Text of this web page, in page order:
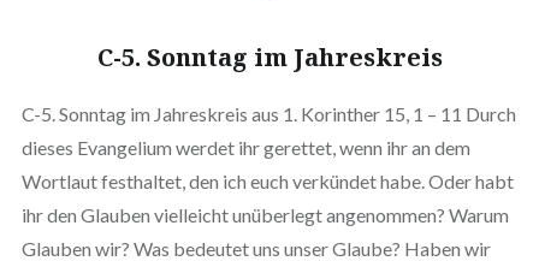
C-5. Sonntag im Jahreskreis
C-5. Sonntag im Jahreskreis aus 1. Korinther 15, 1 – 11 Durch
dieses Evangelium werdet ihr gerettet, wenn ihr an dem
Wortlaut festhaltet, den ich euch verkündet habe. Oder habt
ihr den Glauben vielleicht unüberlegt angenommen? Warum
Glauben wir? Was bedeutet uns unser Glaube? Haben wir